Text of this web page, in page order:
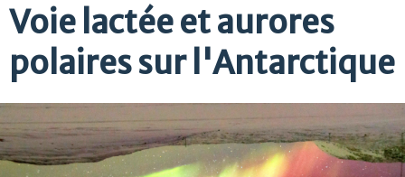
Voie lactée et aurores
polaires sur l'Antarctique